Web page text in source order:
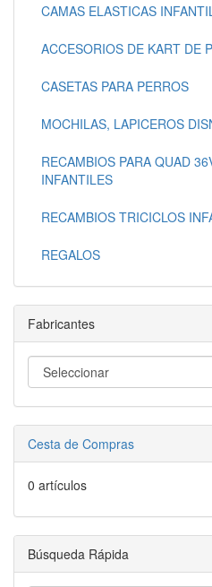
CAMAS ELASTICAS
ACCESORIOS DE KART DE
CASETAS PARA PERROS
MOCHILAS, LAPICEROS
RECAMBIOS PARA QUAD
INFANTILES
RECAMBIOS TRICICLOS
REGALOS
Fabricantes
Cesta de Compras
0 artículos
Búsqueda Rápida